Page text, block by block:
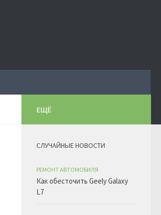
ЕЩЁ
СЛУЧАЙНЫЕ НОВОСТИ
РЕМОНТ АВТОМОБИЛЯ
Как обесточить Geely Galaxy
L7